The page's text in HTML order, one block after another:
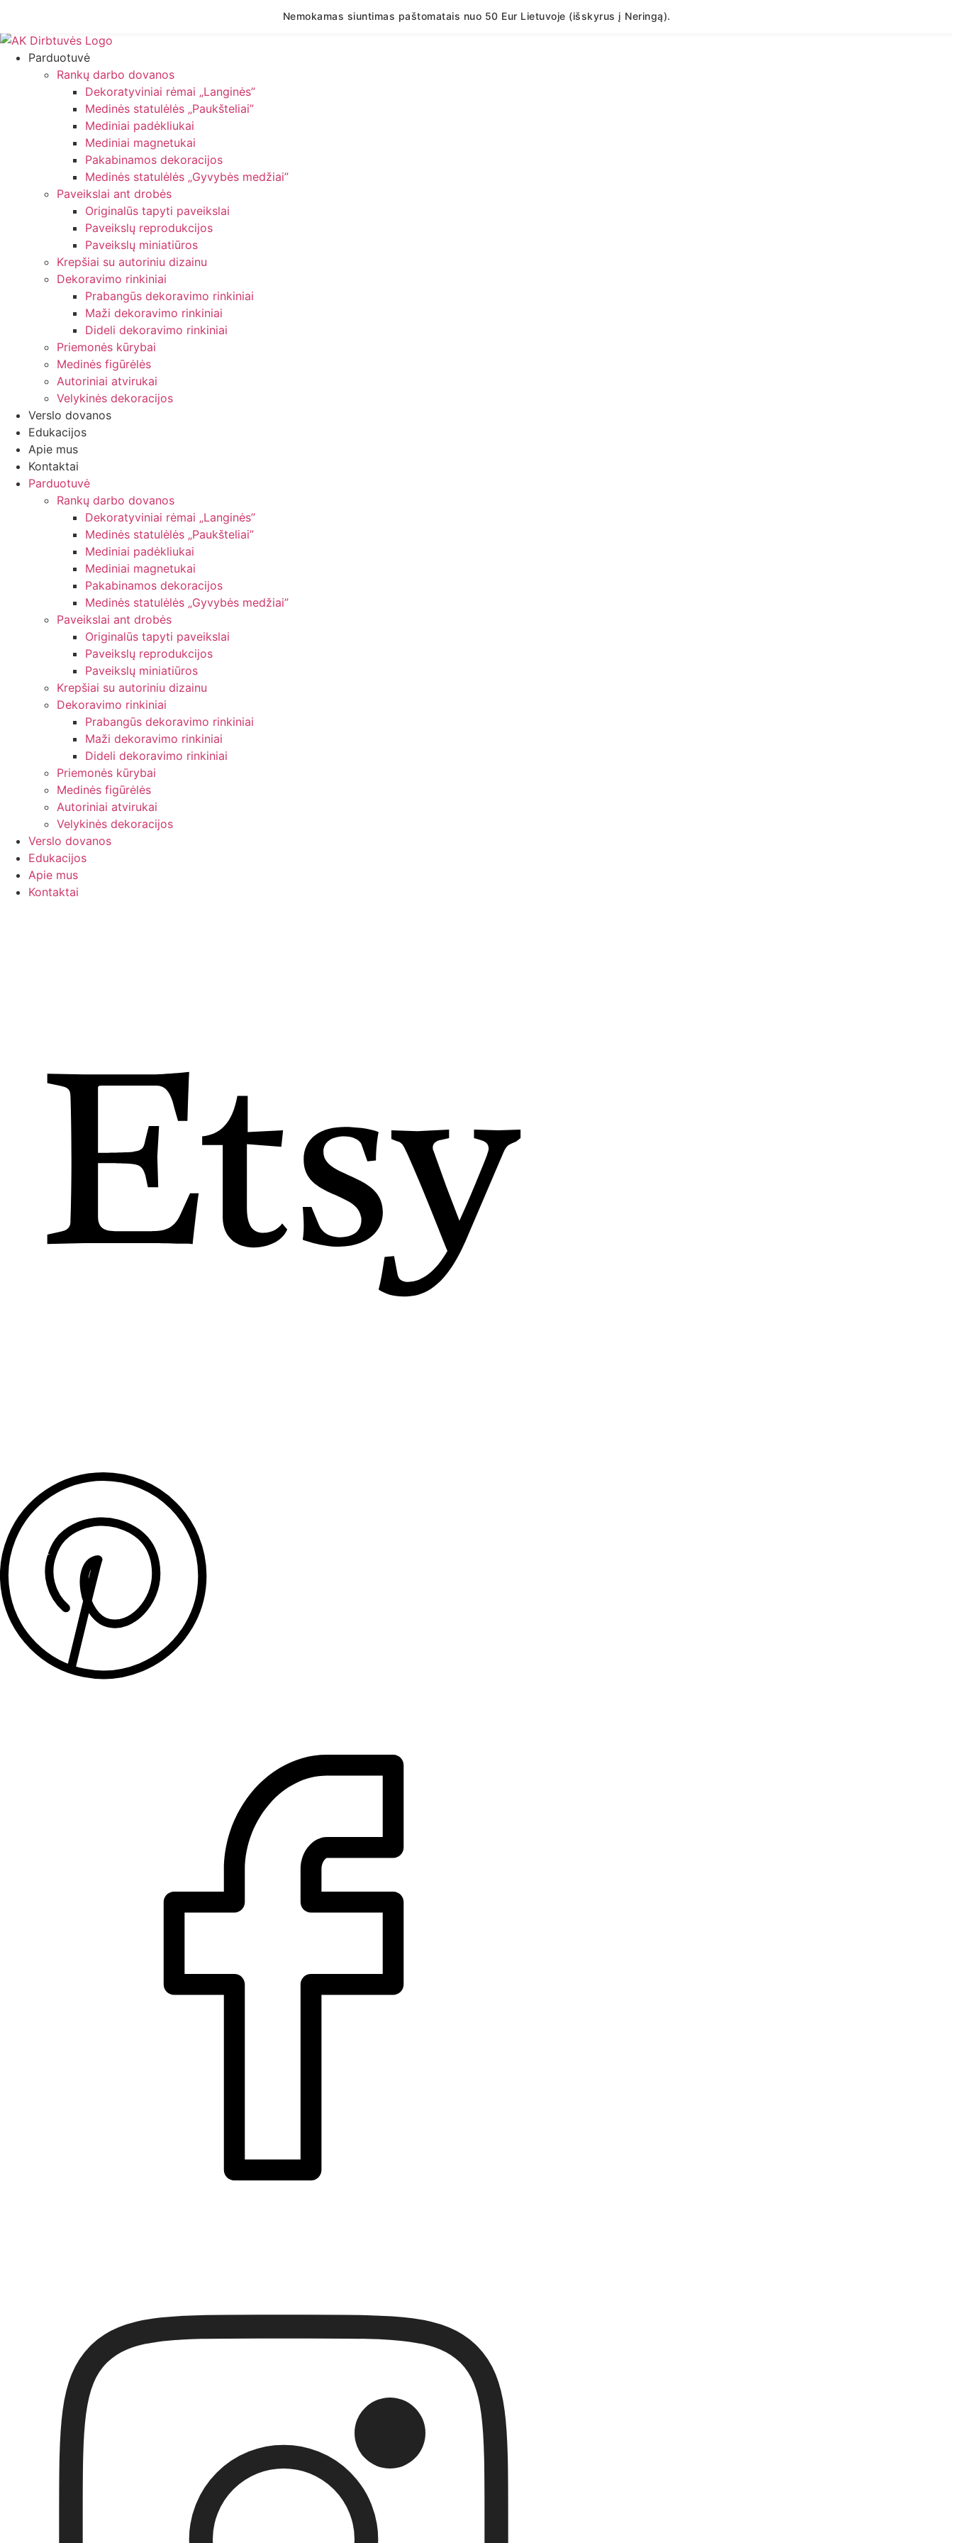
Nemokamas siuntimas paštomatais nuo 50 Eur Lietuvoje (išskyrus į Neringą).
Eiti
prie
Parduotuvė
Rankų darbo dovanos
Dekoratyviniai rėmai „Langinės”
Medinės statulėlės „Paukšteliai”
Mediniai padėkliukai
Mediniai magnetukai
Pakabinamos dekoracijos
Medinės statulėlės „Gyvybės medžiai”
Paveikslai ant drobės
Originalūs tapyti paveikslai
Paveikslų reprodukcijos
Paveikslų miniatiūros
Krepšiai su autoriniu dizainu
Dekoravimo rinkiniai
Prabangūs dekoravimo rinkiniai
Maži dekoravimo rinkiniai
Dideli dekoravimo rinkiniai
Priemonės kūrybai
Medinės figūrėlės
Autoriniai atvirukai
Velykinės dekoracijos
Verslo dovanos
Edukacijos
Apie mus
Kontaktai
Parduotuvė
Rankų darbo dovanos
Dekoratyviniai rėmai „Langinės”
Medinės statulėlės „Paukšteliai”
Mediniai padėkliukai
Mediniai magnetukai
Pakabinamos dekoracijos
Medinės statulėlės „Gyvybės medžiai”
Paveikslai ant drobės
Originalūs tapyti paveikslai
Paveikslų reprodukcijos
Paveikslų miniatiūros
Krepšiai su autoriniu dizainu
Dekoravimo rinkiniai
Prabangūs dekoravimo rinkiniai
Maži dekoravimo rinkiniai
Dideli dekoravimo rinkiniai
Priemonės kūrybai
Medinės figūrėlės
Autoriniai atvirukai
Velykinės dekoracijos
Verslo dovanos
Edukacijos
Apie mus
Kontaktai